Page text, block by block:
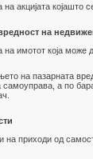
на акцијата којашто
на
на имотот која може
на пазарната
самоуправа, а по
на приходи од